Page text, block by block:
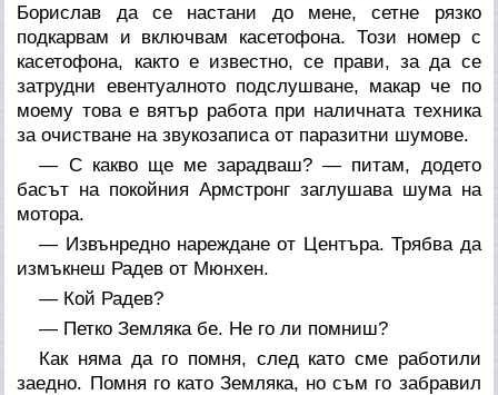
Борислав да се настани до мене, сетне рязко
подкарвам и включвам касетофона. Този номер с
касетофона, както е известно, се прави, за да се
затрудни евентуалното подслушване, макар че по
моему това е вятър работа при наличната техника
за очистване на звукозаписа от паразитни шумове.
— С какво ще ме зарадваш? — питам, додето
басът на покойния Армстронг заглушава шума на
мотора.
— Извънредно нареждане от Центъра. Трябва да
измъкнеш Радев от Мюнхен.
— Кой Радев?
— Петко Земляка бе. Не го ли помниш?
Как няма да го помня, след като сме работили
заедно. Помня го като Земляка, но съм го забравил